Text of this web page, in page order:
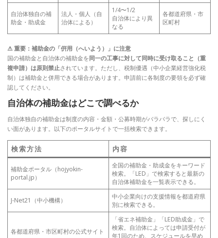
自治体独自の補
助金・助成金
法人・個人（自
治体による）
1/4〜1/2
自治体により異
なる
各都道府県・市
区町村
⚠ 重要：補助金の「倂用（へいよう）」に注意
国の補助金と自治体の補助金を同一の工事に対して同時に受け取ること（重
複申請）は原則禁止されています。ただし、税制優遇（中小企業経営強化税
制）は補助金と併用できる場合があります。申請前に各制度の要領を必ず確
認してください。
自治体の補助金はどこで調べるか
自治体独自の補助金は制度の内容・金額・公募時期がバラバラで、探しにく
い面があります。以下のポータルサイトで一括検索できます。
検索方法 内容
補助金ポータル（hojyokin-
portal.jp）
全国の補助金・助成金をキーワード
検索。「LED」で検索すると最新の
自治体補助金を一覧表示できる。
J-Net21（中小機構）
中小企業向けの支援情報を都道府県
別に検索できる。
各都道府県・市区町村の公式サイト
「省エネ補助金」「LED助成金」で
検索。自治体によっては申請受付が
年1回のため、スケジュールを早め